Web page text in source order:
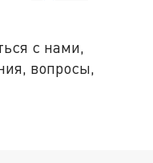
с нами,
вопросы,